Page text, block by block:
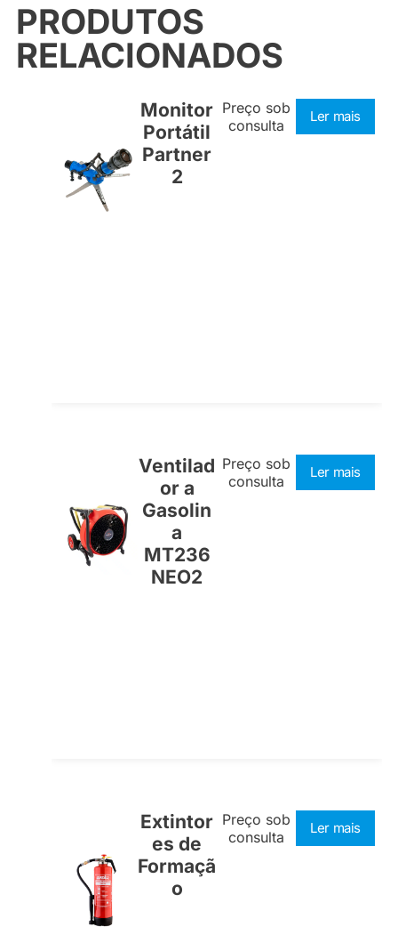
PRODUTOS
RELACIONADOS
Monitor
Portátil
Partner
2
Preço sob
consulta
Ler mais
Ventilad
or a
Gasolin
a
MT236
NEO2
Preço sob
consulta
Ler mais
Extintor
es de
Formaçã
o
Preço sob
consulta
Ler mais